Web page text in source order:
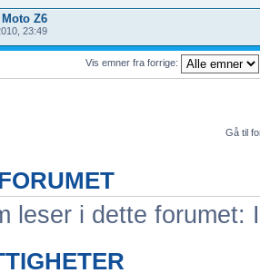
Z6
23:49
Vis emner fra forrige:
Gå til
leser i dette